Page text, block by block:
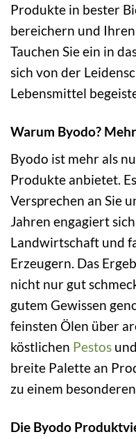
Produkte in bester
bereichern und
Tauchen Sie ein in
sich von der
Lebensmittel
Warum Byodo?
Byodo ist mehr als
Produkte anbietet.
Versprechen an Sie
Jahren engagiert
Landwirtschaft und
Erzeugern. Das
nicht nur gut
gutem Gewissen
feinsten Ölen über
köstlichen Pestos und
breite Palette an
zu einem
Die Byodo